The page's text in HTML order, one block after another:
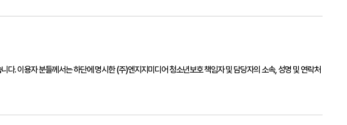
다. 이용자 분들께서는 하단에 명시한(주)엔지지미디어청소년보호 책임자 및 담당자의 소속, 성명 및 연락처